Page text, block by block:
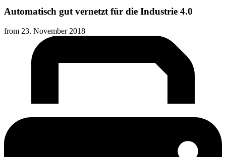
Automatisch gut vernetzt für die Industrie 4.0
from 23. November 2018